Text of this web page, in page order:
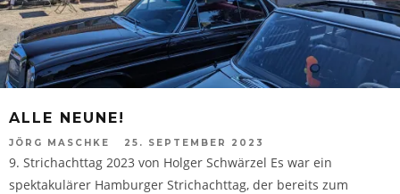
ALLE NEUNE!
JÖRG MASCHKE 25. SEPTEMBER 2023
9. Strichachttag 2023 von Holger Schwärzel Es war ein
spektakulärer Hamburger Strichachttag, der bereits zum